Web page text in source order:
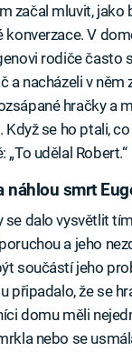
začal mluvit, jako
konverzace. V
rodiče často
a nacházeli v něm
hračky a
Když se ho ptali,
udělal Robert.“
náhlou smrt
se dalo vysvětlit
a jeho
součástí jeho
připadalo, že se
domu měli
nebo se